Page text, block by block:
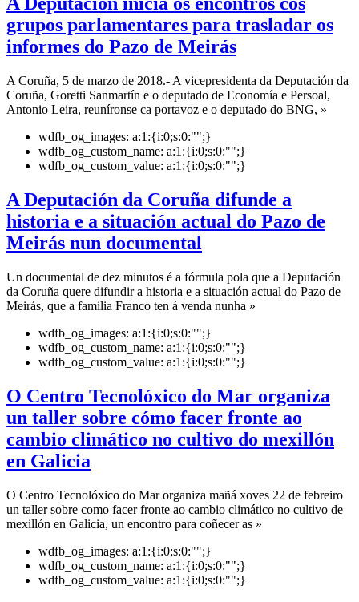
grupos parlamentares para trasladar os
informes do Pazo de Meirás
A Coruña, 5 de marzo de 2018.- A vicepresidenta da Deputación da
Coruña, Goretti Sanmartín e o deputado de Economía e Persoal,
Antonio Leira, reuníronse ca portavoz e o deputado do BNG, »
wdfb_og_images: a:1:{i:0;s:0:"";}
wdfb_og_custom_name: a:1:{i:0;s:0:"";}
wdfb_og_custom_value: a:1:{i:0;s:0:"";}
A Deputación da Coruña difunde a
historia e a situación actual do Pazo de
Meirás nun documental
Un documental de dez minutos é a fórmula pola que a Deputación
da Coruña quere difundir a historia e a situación actual do Pazo de
Meirás, que a familia Franco ten á venda nunha »
wdfb_og_images: a:1:{i:0;s:0:"";}
wdfb_og_custom_name: a:1:{i:0;s:0:"";}
wdfb_og_custom_value: a:1:{i:0;s:0:"";}
O Centro Tecnolóxico do Mar organiza
un taller sobre cómo facer fronte ao
cambio climático no cultivo do mexillón
en Galicia
O Centro Tecnolóxico do Mar organiza mañá xoves 22 de febreiro
un taller sobre como facer fronte ao cambio climático no cultivo de
mexillón en Galicia, un encontro para coñecer as »
wdfb_og_images: a:1:{i:0;s:0:"";}
wdfb_og_custom_name: a:1:{i:0;s:0:"";}
wdfb_og_custom_value: a:1:{i:0;s:0:"";}